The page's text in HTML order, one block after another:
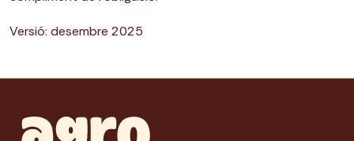
Versió: desembre 2025